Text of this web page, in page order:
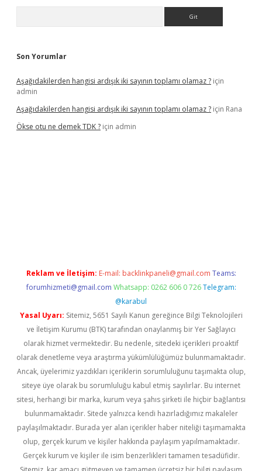
Son Yorumlar
Aşağıdakilerden hangisi ardışık iki sayının toplamı olamaz ? için
admin
Aşağıdakilerden hangisi ardışık iki sayının toplamı olamaz ? için Rana
Ökse otu ne demek TDK ? için admin
Reklam ve İletişim: E-mail: backlinkpaneli@gmail.com Teams:
forumhizmeti@gmail.com Whatsapp: 0262 606 0 726 Telegram:
@karabul
Yasal Uyarı: Sitemiz, 5651 Sayılı Kanun gereğince Bilgi Teknolojileri
ve İletişim Kurumu (BTK) tarafından onaylanmış bir Yer Sağlayıcı
olarak hizmet vermektedir. Bu nedenle, sitedeki içerikleri proaktif
olarak denetleme veya araştırma yükümlülüğümüz bulunmamaktadır.
Ancak, üyelerimiz yazdıkları içeriklerin sorumluluğunu taşımakta olup,
siteye üye olarak bu sorumluluğu kabul etmiş sayılırlar. Bu internet
sitesi, herhangi bir marka, kurum veya şahıs şirketi ile hiçbir bağlantısı
bulunmamaktadır. Sitede yalnızca kendi hazırladığımız makaleler
paylaşılmaktadır. Burada yer alan içerikler haber niteliği taşımamakta
olup, gerçek kurum ve kişiler hakkında paylaşım yapılmamaktadır.
Gerçek kurum ve kişiler ile isim benzerlikleri tamamen tesadüfidir.